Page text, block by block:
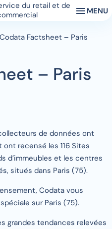
du retail et de
MENU
Codata Factsheet – Paris
– Paris
de données ont
recensé les 116 Sites
d’immeubles et les centres
situés dans Paris (75).
Codata vous
sur Paris (75).
grandes tendances relevées